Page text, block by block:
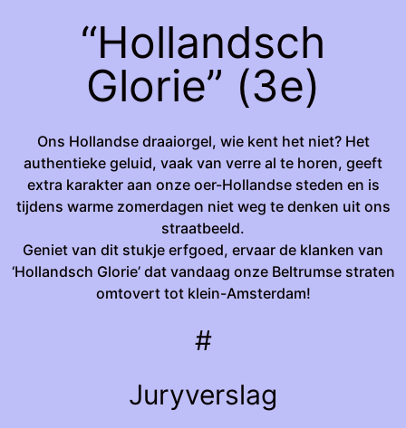
“Hollandsch
Glorie” (3e)
Ons Hollandse draaiorgel, wie kent het niet? Het
authentieke geluid, vaak van verre al te horen, geeft
extra karakter aan onze oer-Hollandse steden en is
tijdens warme zomerdagen niet weg te denken uit ons
straatbeeld.
Geniet van dit stukje erfgoed, ervaar de klanken van
‘Hollandsch Glorie’ dat vandaag onze Beltrumse straten
omtovert tot klein-Amsterdam!
#
Juryverslag